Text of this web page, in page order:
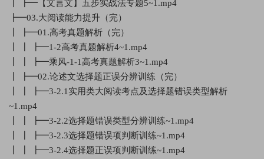
┃ ┣━【文言文】五步实战法专题5~1.mp4
┣━03.大阅读能力提升（完）
┃ ┣━01.高考真题解析（完）
┃ ┃ ┣━1-2高考真题解析4~1.mp4
┃ ┃ ┣━乘风-1-1高考真题解析3~1.mp4
┃ ┣━02.论述文选择题正误分辨训练（完）
┃ ┃ ┣━3-2.1实用类大阅读考点及选择题错误类型解析
~1.mp4
┃ ┃ ┣━3-2.2选择题错误类型分辨训练~1.mp4
┃ ┃ ┣━3-2.3选择题错误项判断训练~1.mp4
┃ ┃ ┣━3-2.4选择题正误项判断训练~1.mp4